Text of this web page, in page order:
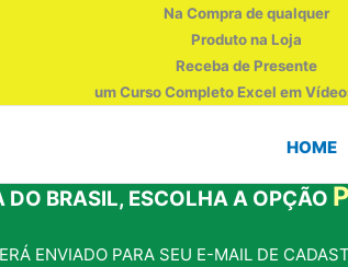
Na Compra de qualquer
Produto na Loja
Receba de Presente
um Curso Completo Excel em
HOME
DO BRASIL, ESCOLHA A OPÇÃO
ENVIADO PARA SEU E-MAIL DE